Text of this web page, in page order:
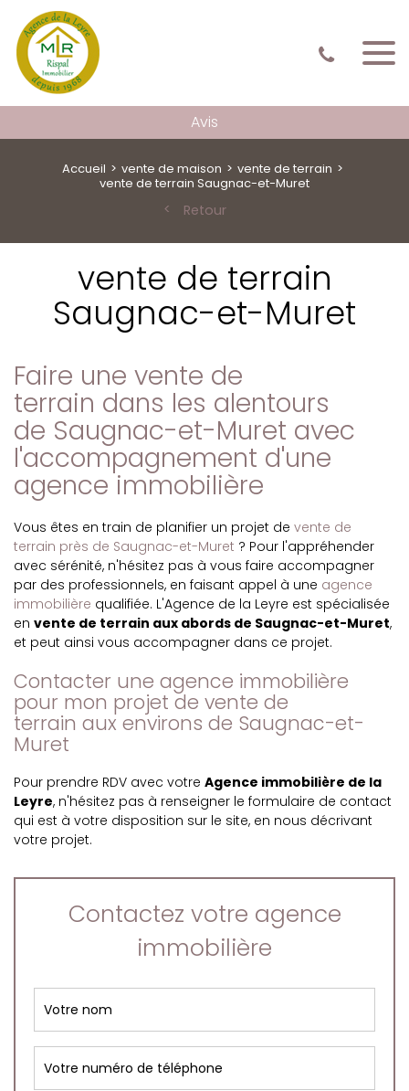
Avis
Accueil vente de maison
vente de terrain
vente de terrain Saugnac-et-Muret
Retour
vente de terrain
Saugnac-et-Muret
Faire une vente de
terrain dans les alentours
de Saugnac-et-Muret avec
l'accompagnement d'une
agence immobilière
Vous êtes en train de planifier un projet de vente de
terrain près de Saugnac-et-Muret ? Pour l'appréhender
avec sérénité, n'hésitez pas à vous faire accompagner
par des professionnels, en faisant appel à une agence
immobilière qualifiée. L'Agence de la Leyre est spécialisée
en vente de terrain aux abords de Saugnac-et-Muret,
et peut ainsi vous accompagner dans ce projet.
Contacter une agence immobilière
pour mon projet de vente de
terrain aux environs de Saugnac-et-
Muret
Pour prendre RDV avec votre Agence immobilière de la
Leyre, n'hésitez pas à renseigner le formulaire de contact
qui est à votre disposition sur le site, en nous décrivant
votre projet.
Contactez votre agence
immobilière